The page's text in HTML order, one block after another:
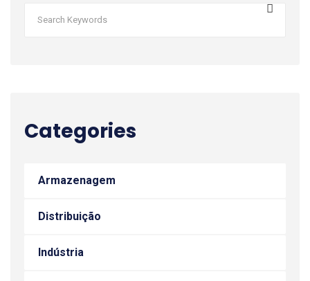
Categories
Armazenagem
Distribuição
Indústria